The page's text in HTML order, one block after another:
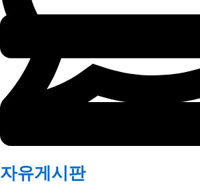
자유게시판